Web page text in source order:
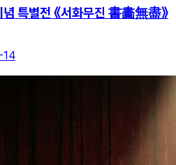
특별전 《서화무진 書畵無盡》